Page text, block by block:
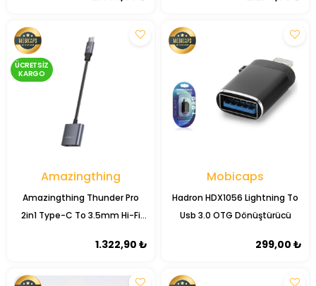
Adaptör
Amazingthing
Amazingthing Thunder Pro
2in1 Type-C To 3.5mm Hi-Fi
ÜCRETSIZ
KARGO
1.322,90 ₺
Mobicaps
Hadron HDX1056 Lightning To
Usb 3.0 OTG Dönüştürücü
299,00 ₺